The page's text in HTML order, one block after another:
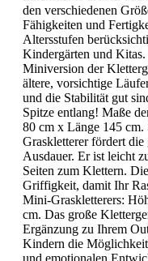
den verschiedenen
Fähigkeiten und
Altersstufen
Kindergärten und
Miniversion der
ältere, vorsichtige
und die Stabilität gut
Spitze entlang! Maße
80 cm x Länge 145
Graskletterer fördert
Ausdauer. Er ist leicht
Seiten zum Klettern.
Griffigkeit, damit Ihr
Mini-Graskletterers:
cm. Das große
Ergänzung zu Ihrem
Kindern die
und emotionalen